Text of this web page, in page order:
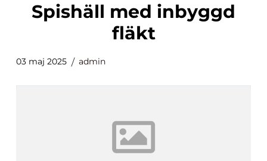
spishäll med inbyggd
fläkt
03 maj 2025 admin